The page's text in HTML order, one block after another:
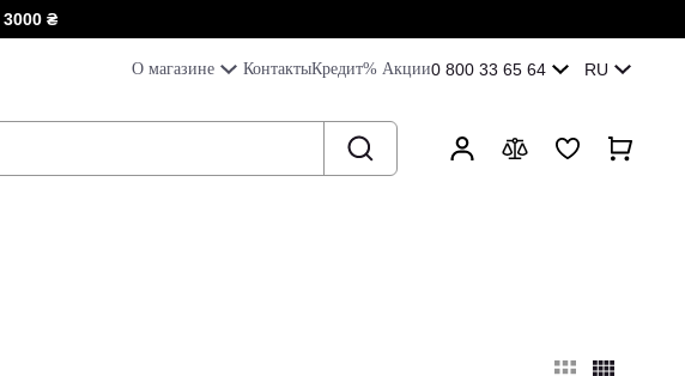
3000 ₴
О магазине КонтактыКредит% Акции0 800 33 65 64 RU